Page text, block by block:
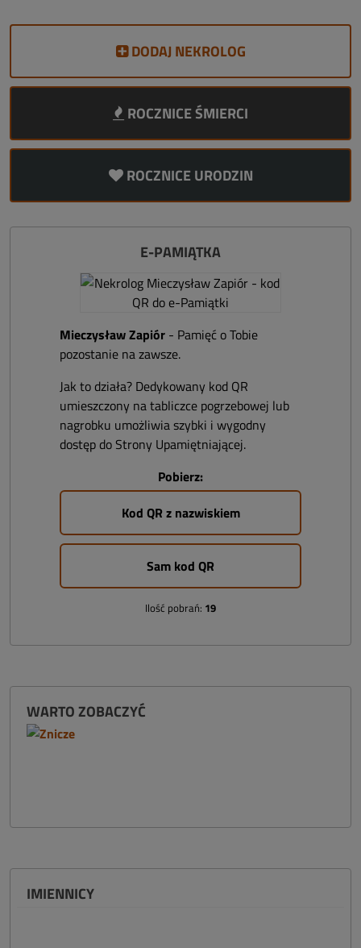
DODAJ NEKROLOG
ROCZNICE ŚMIERCI
ROCZNICE URODZIN
E-PAMIĄTKA
Mieczysław Zapiór - Pamięć o Tobie
pozostanie na zawsze.
Jak to działa? Dedykowany kod QR
umieszczony na tabliczce pogrzebowej lub
nagrobku umożliwia szybki i wygodny
dostęp do Strony Upamiętniającej.
Pobierz:
Kod QR z nazwiskiem
Sam kod QR
Ilość pobrań: 19
WARTO ZOBACZYĆ
IMIENNICY